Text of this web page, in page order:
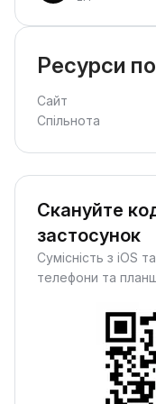
Ресурси
Сайт
Спільнота
Скануйте
застосунок
Сумісність з iOS
телефони та